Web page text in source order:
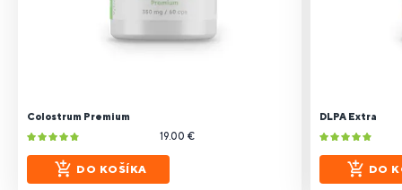
Colostrum Premium
19.00 €
DO KOŠÍKA
DLPA Extra
DO